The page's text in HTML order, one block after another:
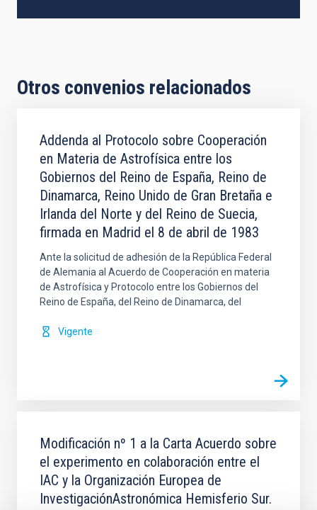
Otros convenios relacionados
Addenda al Protocolo sobre Cooperación
en Materia de Astrofísica entre los
Gobiernos del Reino de España, Reino de
Dinamarca, Reino Unido de Gran Bretaña e
Irlanda del Norte y del Reino de Suecia,
firmada en Madrid el 8 de abril de 1983
Ante la solicitud de adhesión de la República Federal
de Alemania al Acuerdo de Cooperación en materia
de Astrofísica y Protocolo entre los Gobiernos del
Reino de España, del Reino de Dinamarca, del
Vigente
Modificación nº 1 a la Carta Acuerdo sobre
el experimento en colaboración entre el
IAC y la Organización Europea de
InvestigaciónAstronómica Hemisferio Sur.